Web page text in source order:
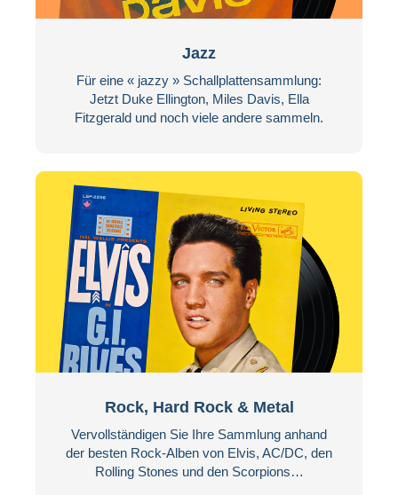
Jazz
Für eine « jazzy » Schallplattensammlung:
Jetzt Duke Ellington, Miles Davis, Ella
Fitzgerald und noch viele andere sammeln.
Rock, Hard Rock & Metal
Vervollständigen Sie Ihre Sammlung anhand
der besten Rock-Alben von Elvis, AC/DC, den
Rolling Stones und den Scorpions…